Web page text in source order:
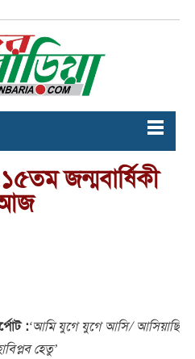
জন্মবার্ষিকী
:‘আমি যুগে যুগে আসি/ আসিয়াছি
হেতু’